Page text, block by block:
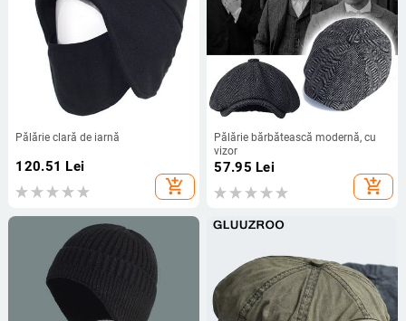
Pălărie clară de iarnă
120.51 Lei
add_shopping_cart
Pălărie bărbătească modernă, cu
vizor
57.95 Lei
add_shopping_cart